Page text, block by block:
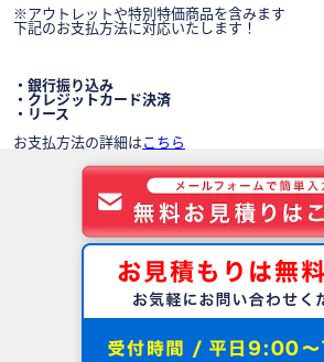
※アウトレットや特別特価商品を含みます
下記のお支払方法に対応いたします！
・銀行振り込み
・クレジットカード決済
・リース
お支払方法の詳細はこちら